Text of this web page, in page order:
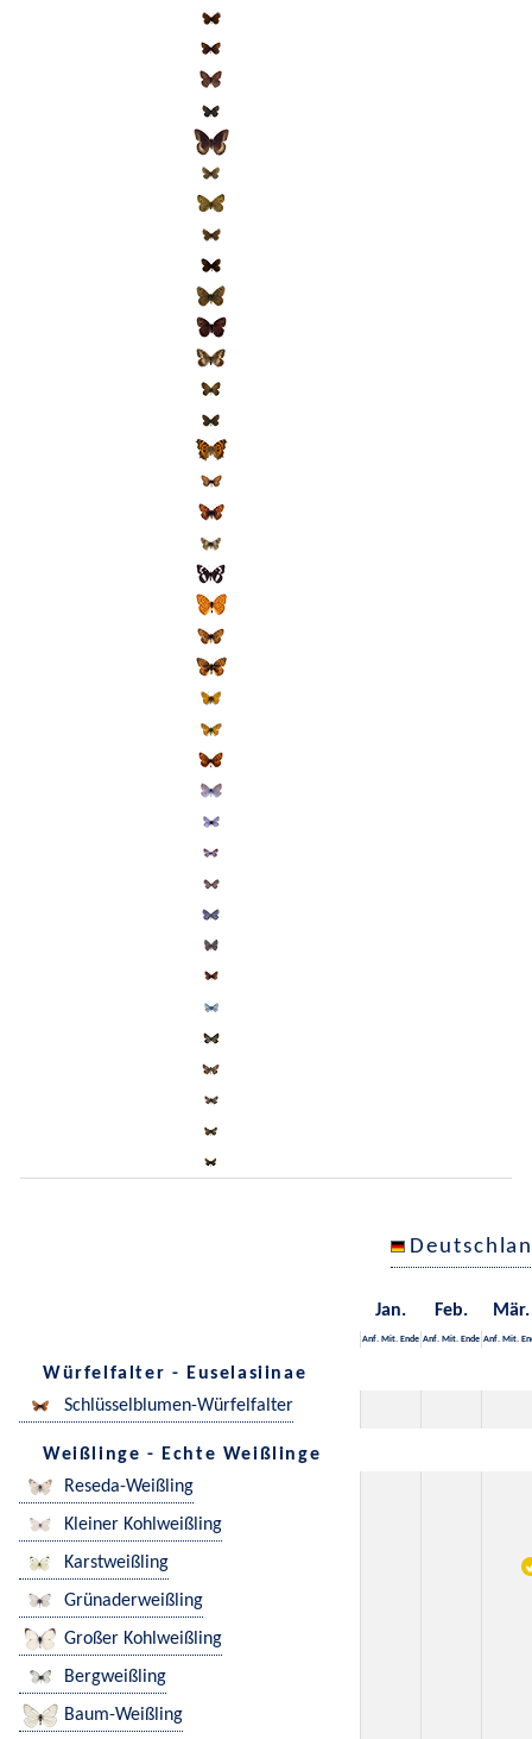
Jan. Feb. Mär.
Anf. Mit. Ende Anf. Mit. Ende Anf. Mit.
Würfelfalter - Euselasiinae
Schlüsselblumen-Würfelfalter
Weißlinge - Echte Weißlinge
Reseda-Weißling
Kleiner Kohlweißling
Karstweißling
Grünaderweißling
Großer Kohlweißling
Bergweißling
Baum-Weißling